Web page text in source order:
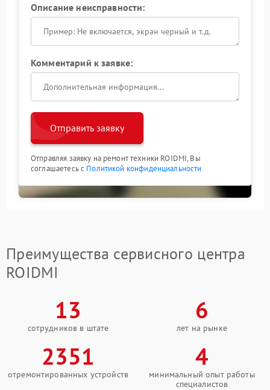
Описание неисправности:
Комментарий к заявке:
Отправить заявку
Отправляя заявку на ремонт техники ROIDMI, Вы
соглашаетесь с Политикой конфиденциальности
Преимущества сервисного центра
ROIDMI
13
сотрудников в штате
6
лет на рынке
2351
отремонтированных устройств
4
минимальный опыт работы
специалистов